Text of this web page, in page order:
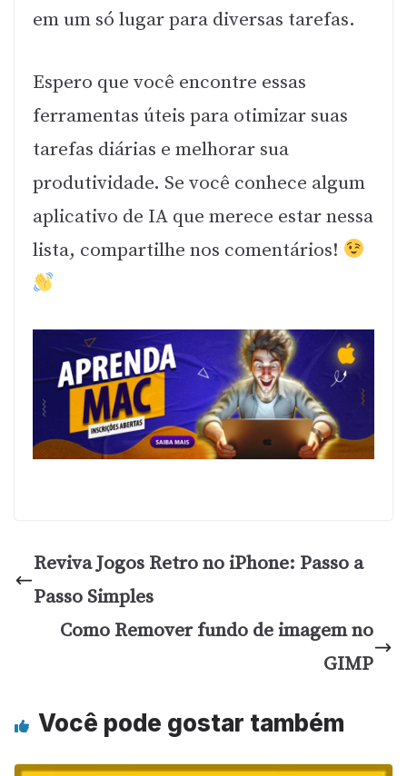
em um só lugar para diversas tarefas.
Espero que você encontre essas
ferramentas úteis para otimizar suas
tarefas diárias e melhorar sua
produtividade. Se você conhece algum
aplicativo de IA que merece estar nessa
lista, compartilhe nos comentários!
Reviva Jogos Retro no iPhone: Passo a
Passo Simples
Como Remover fundo de imagem no
GIMP
Você pode gostar também